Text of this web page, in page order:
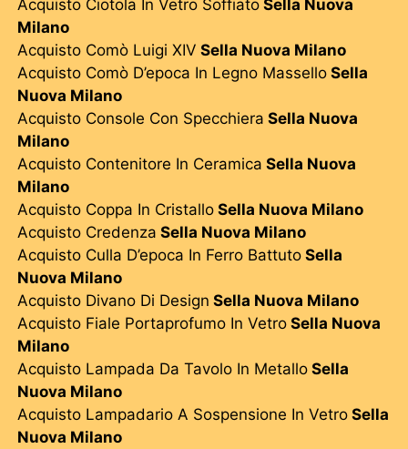
Acquisto Ciotola In Vetro Soffiato Sella Nuova
Milano
Acquisto Comò Luigi XIV Sella Nuova Milano
Acquisto Comò D’epoca In Legno Massello Sella
Nuova Milano
Acquisto Console Con Specchiera Sella Nuova
Milano
Acquisto Contenitore In Ceramica Sella Nuova
Milano
Acquisto Coppa In Cristallo Sella Nuova Milano
Acquisto Credenza Sella Nuova Milano
Acquisto Culla D’epoca In Ferro Battuto Sella
Nuova Milano
Acquisto Divano Di Design Sella Nuova Milano
Acquisto Fiale Portaprofumo In Vetro Sella Nuova
Milano
Acquisto Lampada Da Tavolo In Metallo Sella
Nuova Milano
Acquisto Lampadario A Sospensione In Vetro Sella
Nuova Milano